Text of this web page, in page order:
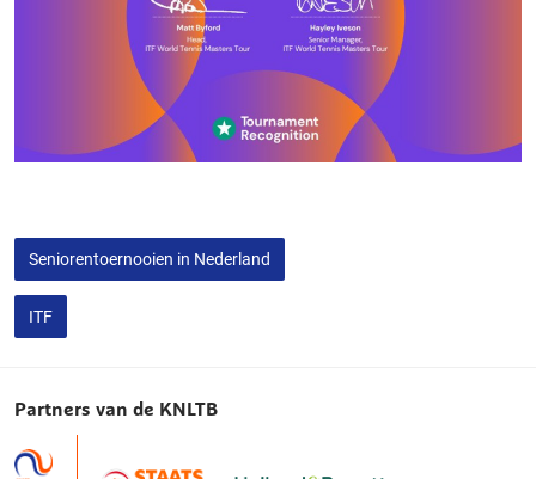
Seniorentoernooien in Nederland
ITF
Partners van de KNLTB